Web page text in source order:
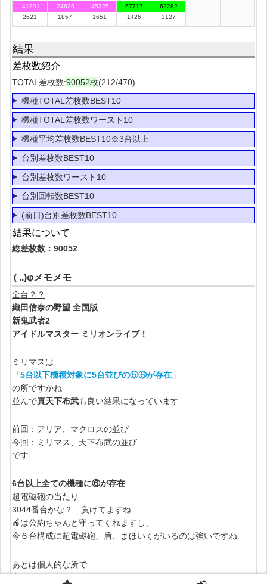
-41891
2621
-24626
1857
-45325
1651
67717
1426
62282
3127
結果
差枚数紹介
TOTAL差枚数:90052枚(212/470)
機種TOTAL差枚数BEST10
機種TOTAL差枚数ワースト10
機種平均差枚数BEST10※3台以上
台別差枚数BEST10
台別差枚数ワースト10
台別回転数BEST10
(前日)台別差枚数BEST10
結果について
総差枚数：90052
( ..)φメモメモ
全台？？
織田信奈の野望 全国版
新鬼武者2
アイドルマスター ミリオンライブ！
ミリマスは
「5台以下機種対象に5台並びの⑤⑥が存在 」
の所ですかね
並んで真天下布武も良い結果になっています
前回：アリア、マクロスの並び
今回：ミリマス、天下布武の並び
です
6台以上全ての機種に⑥が存在
超電磁砲の当たり
3044番台かな？ 負けてますね
🍎は公約ちゃんと守ってくれますし、
今６台構成に超電磁砲、盾、まほいくがいるのは強いですね
あとは個人的な所で
夜にSAOをちょろっと打たせてもらいました